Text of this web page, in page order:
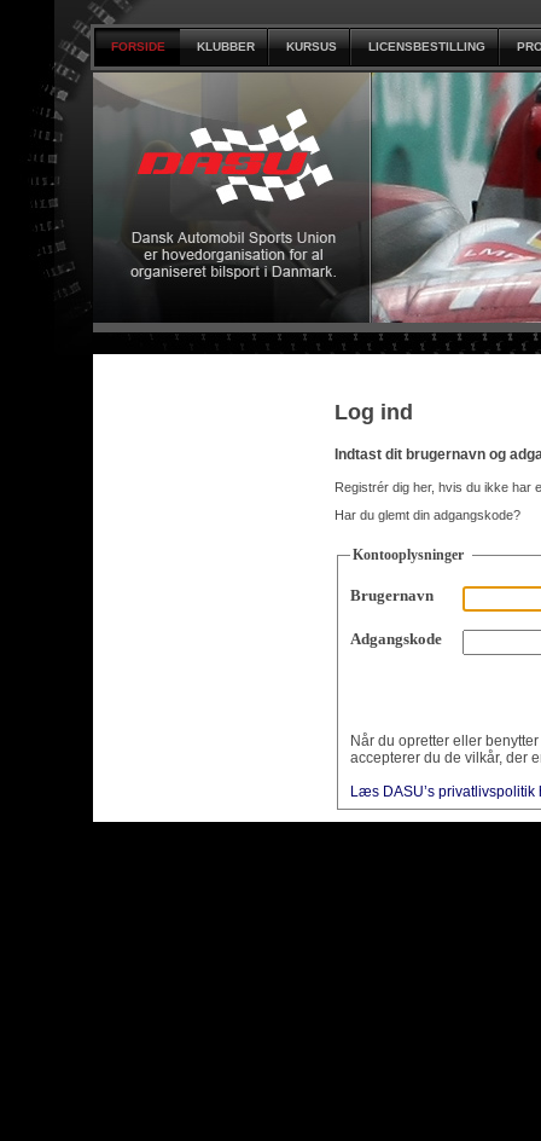
FORSIDE KLUBBER KURSUS LICENSBESTILLING
Log ind
Indtast dit brugernavn og
Registrér dig her, hvis du ikke har
Har du glemt din adgangskode?
Kontooplysninger
Brugernavn
Adgangskode
Når du opretter eller
accepterer du de vilkår, der
Læs DASU’s privatlivspolitik